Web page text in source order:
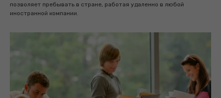
позволяет пребывать в стране, работая удаленно в любой
иностранной компании.